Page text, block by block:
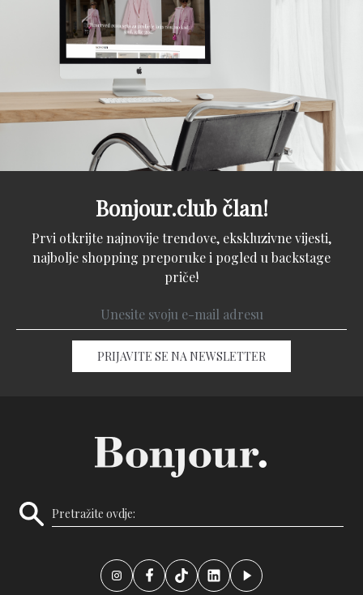
Bonjour.club član!
Prvi otkrijte najnovije trendove, ekskluzivne vijesti,
najbolje shopping preporuke i pogled u backstage
priče!
PRIJAVITE SE NA NEWSLETTER